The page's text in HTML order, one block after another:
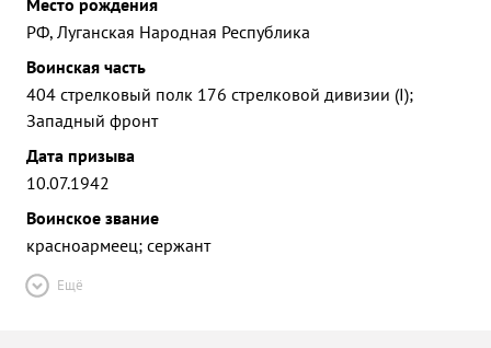
Место рождения
РФ, Луганская Народная Республика
Воинская часть
404 стрелковый полк 176 стрелковой дивизии (I);
Западный фронт
Дата призыва
10.07.1942
Воинское звание
красноармеец; сержант
Ещё